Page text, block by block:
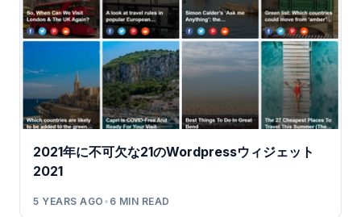
2021年に不可欠な21のWordpressウィジェット
2021
5 YEARS AGO • 6 MIN READ